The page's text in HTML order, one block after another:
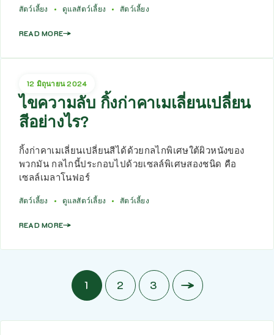
สัตว์เลี้ยง ดูแลสัตว์เลี้ยง สัตว์เลี้ยง
READ MORE
12 มิถุนายน 2024
ไขความลับ กิ้งก่าคาเมเลี่ยนเปลี่ยน
สีอย่างไร?
กิ้งก่าคาเมเลี่ยนเปลี่ยนสีได้ด้วยกลไกพิเศษใต้ผิวหนังของ
พวกมัน กลไกนี้ประกอบไปด้วยเซลล์พิเศษสองชนิด คือ
เซลล์เมลาโนฟอร์
สัตว์เลี้ยง ดูแลสัตว์เลี้ยง สัตว์เลี้ยง
READ MORE
1 2 3